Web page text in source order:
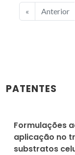
« Anterior
PATENTES
Formulações
aplicação no
substratos